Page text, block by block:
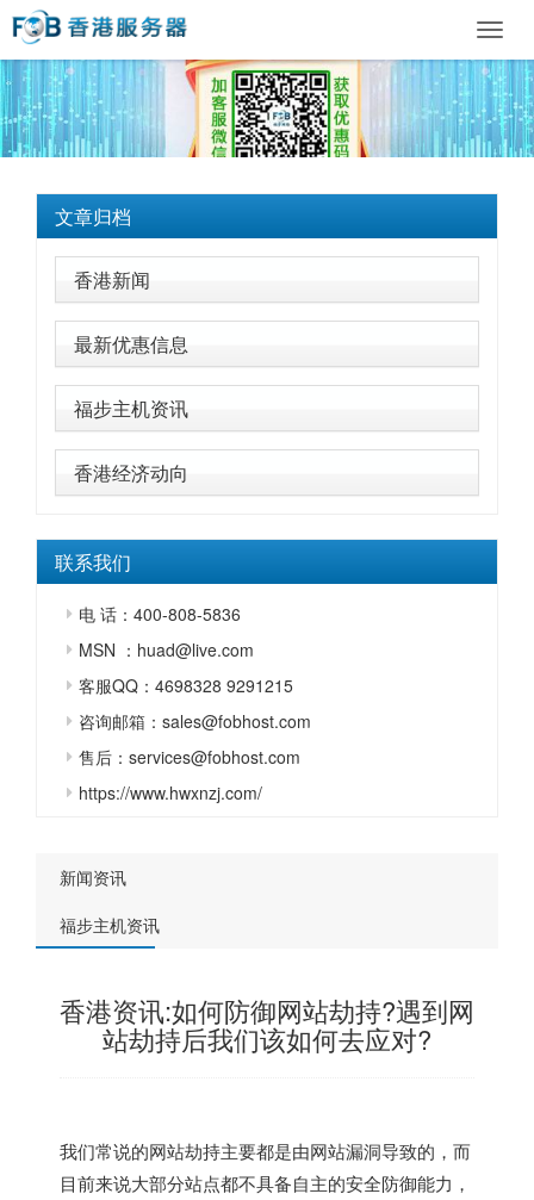
文章归档
香港新闻
最新优惠信息
福步主机资讯
香港经济动向
联系我们
电 话：400-808-5836
MSN ：huad@live.com
客服QQ：4698328 9291215
咨询邮箱：sales@fobhost.com
售后：services@fobhost.com
https://www.hwxnzj.com/
新闻资讯
福步主机资讯
香港资讯:如何防御网站劫持?遇到网
站劫持后我们该如何去应对?
我们常说的网站劫持主要都是由网站漏洞导致的，而
目前来说大部分站点都不具备自主的安全防御能力，